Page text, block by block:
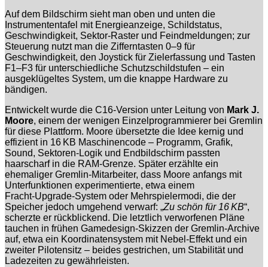
Auf dem Bildschirm sieht man oben und unten die
Instrumententafel mit Energieanzeige, Schildstatus,
Geschwindigkeit, Sektor‑Raster und Feindmeldungen; zur
Steuerung nutzt man die Zifferntasten 0–9 für
Geschwindigkeit, den Joystick für Zielerfassung und Tasten
F1–F3 für unterschiedliche Schutzschildstufen – ein
ausgeklügeltes System, um die knappe Hardware zu
bändigen.
Entwickelt wurde die C16‑Version unter Leitung von Mark J.
Moore, einem der wenigen Einzelprogrammierer bei Gremlin
für diese Plattform. Moore übersetzte die Idee kernig und
effizient in 16 KB Maschinencode – Programm, Grafik,
Sound, Sektoren‑Logik und Endbildschirm passten
haarscharf in die RAM‑Grenze. Später erzählte ein
ehemaliger Gremlin‑Mitarbeiter, dass Moore anfangs mit
Unterfunktionen experimentierte, etwa einem
Fracht‑Upgrade‑System oder Mehrspielermodi, die der
Speicher jedoch umgehend verwarf: „Zu schön für 16 KB“,
scherzte er rückblickend. Die letztlich verworfenen Pläne
tauchen in frühen Gamedesign‑Skizzen der Gremlin‑Archive
auf, etwa ein Koordinatensystem mit Nebel‑Effekt und ein
zweiter Pilotensitz – beides gestrichen, um Stabilität und
Ladezeiten zu gewährleisten.